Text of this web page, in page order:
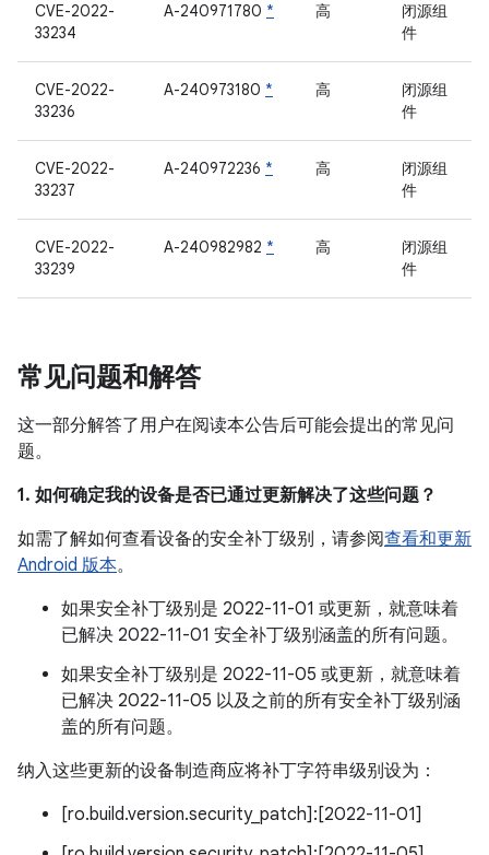
CVE-2022-
33234
A-240971780 * 高
闭源组
件
CVE-2022-
33236
A-240973180 * 高
闭源组
件
CVE-2022-
33237
A-240972236 * 高
闭源组
件
CVE-2022-
33239
A-240982982 * 高
闭源组
件
常见问题和解答
这一部分解答了用户在阅读本公告后可能会提出的常见问
题。
1. 如何确定我的设备是否已通过更新解决了这些问题？
如需了解如何查看设备的安全补丁级别，请参阅查看和更新
Android 版本。
如果安全补丁级别是 2022-11-01 或更新，就意味着
已解决 2022-11-01 安全补丁级别涵盖的所有问题。
如果安全补丁级别是 2022-11-05 或更新，就意味着
已解决 2022-11-05 以及之前的所有安全补丁级别涵
盖的所有问题。
纳入这些更新的设备制造商应将补丁字符串级别设为：
[ro.build.version.security_patch]:[2022-11-01]